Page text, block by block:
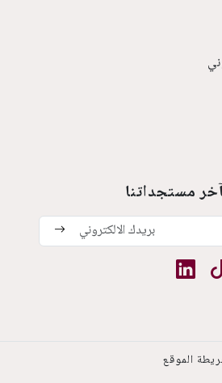
مستجداتنا
الموقع